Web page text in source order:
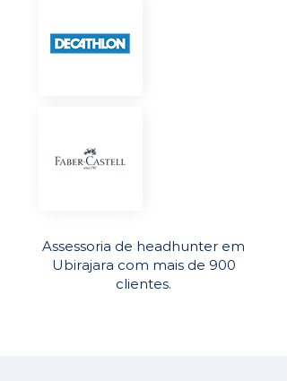
Assessoria de headhunter em
Ubirajara com mais de 900
clientes.